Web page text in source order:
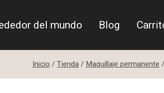
del mundo Blog
Inicio / Tienda / Maquillaje permanente /